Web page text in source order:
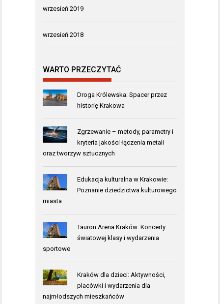
wrzesień 2019
wrzesień 2018
WARTO PRZECZYTAĆ
Droga Królewska: Spacer przez
historię Krakowa
Zgrzewanie – metody, parametry i
kryteria jakości łączenia metali
oraz tworzyw sztucznych
Edukacja kulturalna w Krakowie:
Poznanie dziedzictwa kulturowego
miasta
Tauron Arena Kraków: Koncerty
światowej klasy i wydarzenia
sportowe
Kraków dla dzieci: Aktywności,
placówki i wydarzenia dla
najmłodszych mieszkańców